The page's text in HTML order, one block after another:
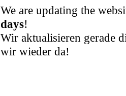
We are updating the
days!
Wir aktualisieren gerade
wir wieder da!